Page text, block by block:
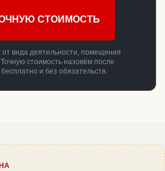
СТОИМОСТЬ
от вида деятельности, помещения
стоимость назовём после
и без обязательств.